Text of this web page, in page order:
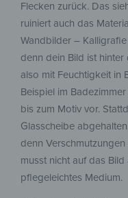
Flecken zurück. Das
ruiniert auch das
Wandbilder –
denn dein Bild ist
also mit Feuchtigkeit in
Beispiel im
bis zum Motiv vor.
Glasscheibe
denn
musst nicht auf das
pflegeleichtes Medium.